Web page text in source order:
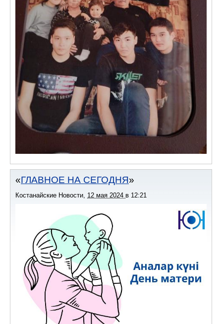
ГЛАВНОЕ НА СЕГОДНЯ
Костанайские Новости, 12 мая 2024 в 12:21